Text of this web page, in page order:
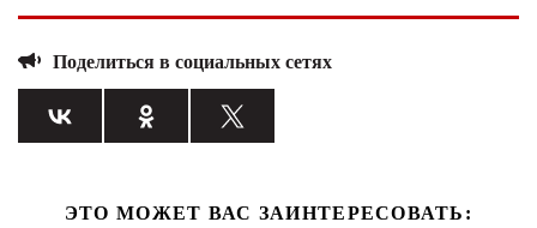
Поделиться в социальных сетях
ЭТО МОЖЕТ ВАС ЗАИНТЕРЕСОВАТЬ: